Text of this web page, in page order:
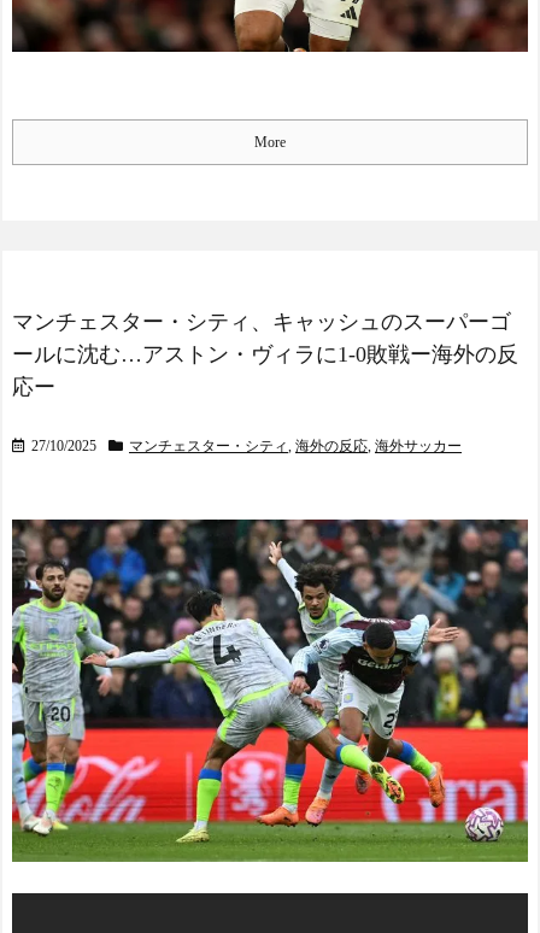
More
マンチェスター・シティ、キャッシュのスーパーゴ
ールに沈む…アストン・ヴィラに1-0敗戦ー海外の反
応ー
27/10/2025 マンチェスター・シティ 海外の反応 海外サッカー